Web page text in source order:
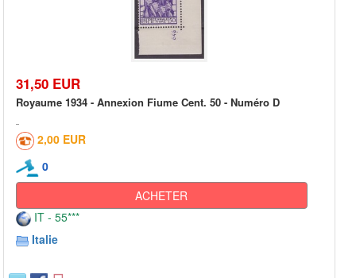
31,50 EUR
Royaume 1934 - Annexion Fiume Cent. 50 - Numéro D
2,00 EUR
0
ACHETER
IT - 55***
Italie